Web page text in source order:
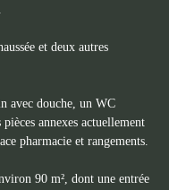
et deux autres
avec douche, un WC
annexes actuellement
pharmacie et rangements.
90 m², dont une entrée